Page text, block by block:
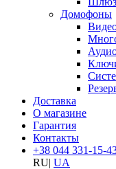
Домофоны
Доставка
О магазине
Гарантия
Контакты
+38 044 331-15-
RU| UA